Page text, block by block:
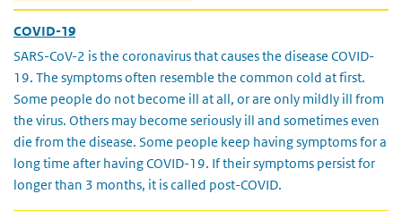
COVID-19
SARS-CoV-2 is the coronavirus that causes the disease COVID-
19. The symptoms often resemble the common cold at first.
Some people do not become ill at all, or are only mildly ill from
the virus. Others may become seriously ill and sometimes even
die from the disease. Some people keep having symptoms for a
long time after having COVID-19. If their symptoms persist for
longer than 3 months, it is called post-COVID.